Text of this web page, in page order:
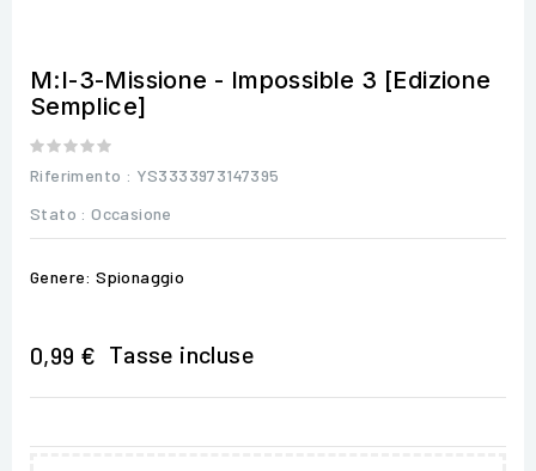
M:I-3-Missione - Impossible 3 [Edizione
Semplice]
Riferimento : YS3333973147395
Stato : Occasione
Genere: Spionaggio
0,99 € Tasse incluse